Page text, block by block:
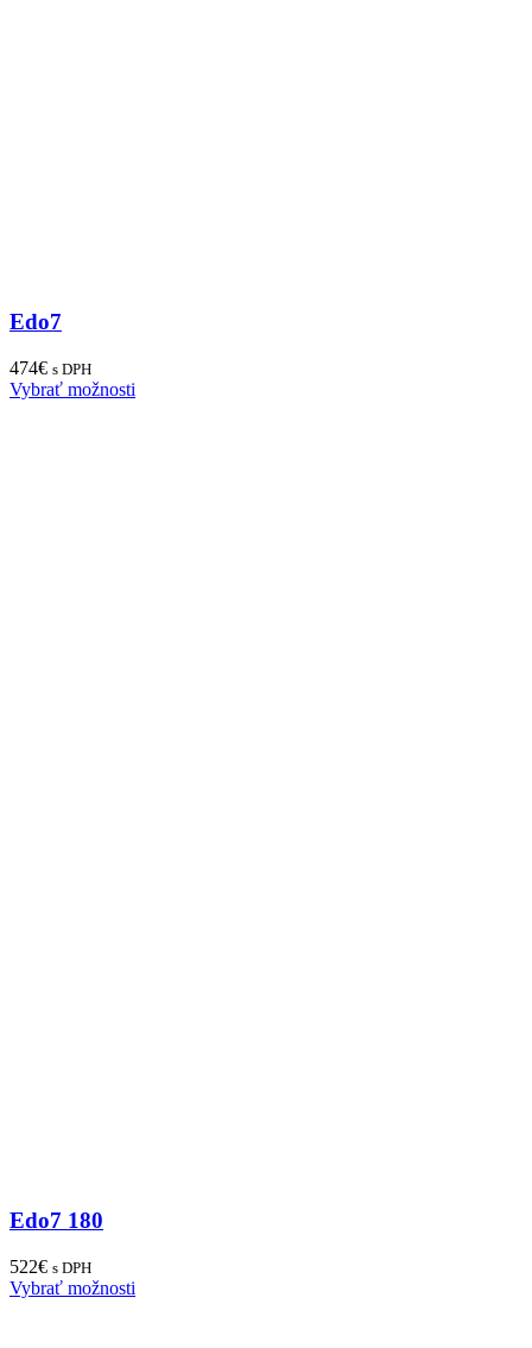
Edo7
474€ s DPH
Vybrať možnosti
Edo7 180
522€ s DPH
Vybrať možnosti